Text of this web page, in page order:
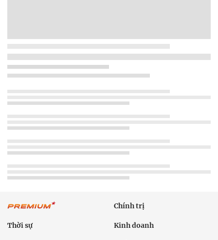
Chính trị
Thời sự Kinh doanh